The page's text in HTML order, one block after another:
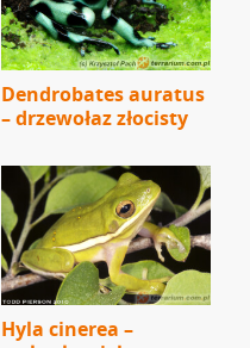
Dendrobates auratus
– drzewołaz złocisty
Hyla cinerea –